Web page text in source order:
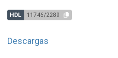
HDL 11746/2289
Descargas